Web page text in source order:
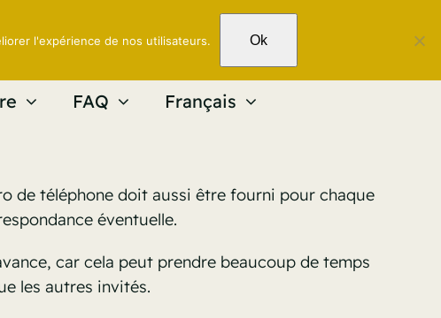
FAQ Français
de téléphone doit aussi être fourni pour chaque
éventuelle.
car cela peut prendre beaucoup de temps
les autres invités.
l'expérience de nos utilisateurs. Ok